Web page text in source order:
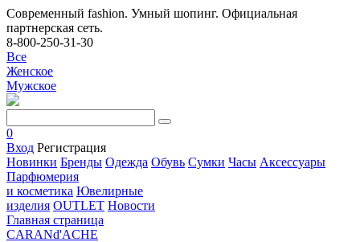
Современный fashion. Умный шопинг. Официальная
партнерская сеть.
8-800-250-31-30
Все
Женское
Мужское
0
Вход Регистрация
Новинки Бренды Одежда Обувь Сумки Часы Аксессуары
Парфюмерия
и косметика Ювелирные
изделия OUTLET Новости
Главная страница
CARANd'ACHE